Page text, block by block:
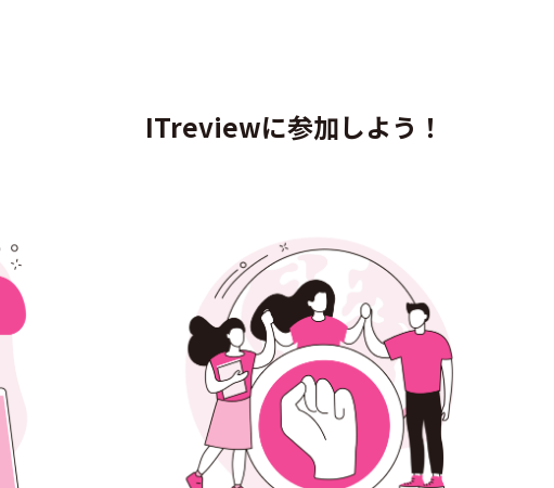
ITreviewに参加しよう！